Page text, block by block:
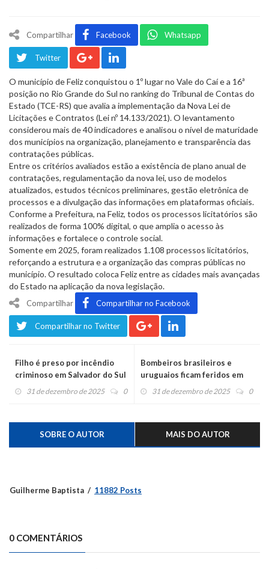
Compartilhar Facebook Whatsapp
Twitter
O município de Feliz conquistou o 1º lugar no Vale do Caí e a 16ª
posição no Rio Grande do Sul no ranking do Tribunal de Contas do
Estado (TCE-RS) que avalia a implementação da Nova Lei de
Licitações e Contratos (Lei nº 14.133/2021). O levantamento
considerou mais de 40 indicadores e analisou o nível de maturidade
dos municípios na organização, planejamento e transparência das
contratações públicas.
Entre os critérios avaliados estão a existência de plano anual de
contratações, regulamentação da nova lei, uso de modelos
atualizados, estudos técnicos preliminares, gestão eletrônica de
processos e a divulgação das informações em plataformas oficiais.
Conforme a Prefeitura, na Feliz, todos os processos licitatórios são
realizados de forma 100% digital, o que amplia o acesso às
informações e fortalece o controle social.
Somente em 2025, foram realizados 1.108 processos licitatórios,
reforçando a estrutura e a organização das compras públicas no
município. O resultado coloca Feliz entre as cidades mais avançadas
do Estado na aplicação da nova legislação.
Compartilhar Compartilhar no Facebook
Compartilhar no Twitter
Filho é preso por incêndio
criminoso em Salvador do Sul
31 de dezembro de 2025 0
Bombeiros brasileiros e
uruguaios ficam feridos em
incêndio em mercado
31 de dezembro de 2025 0
SOBRE O AUTOR MAIS DO AUTOR
Guilherme Baptista 11882 Posts
0 COMENTÁRIOS